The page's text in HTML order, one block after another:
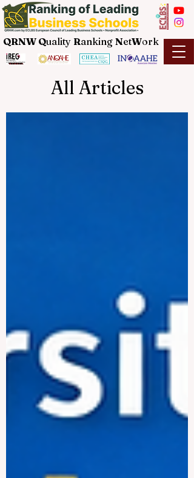
QRNW Quality Ranking NetWork
All Articles